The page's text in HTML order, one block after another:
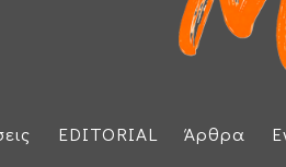
EDITORIAL Άρθρα